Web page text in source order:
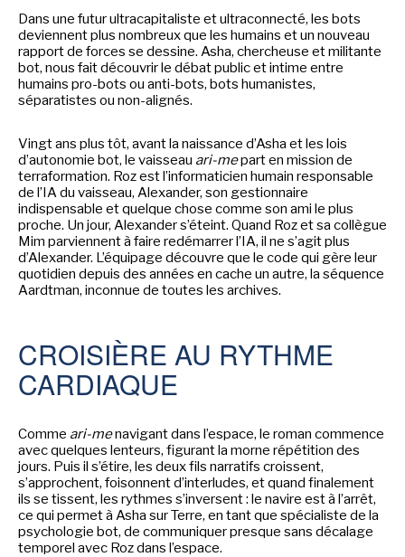
LIVRE FILM
SÉRIE TV
ÉVÉNEMENTS
CONVENTION
SPECTACLE
EMISSION
AUTEURS&ÉDITEURS
AUTEURS & ARTISTES
EDITEURS & COLLECTIONS
LES PARUTIONS/SORTIES
Dans une futur ultracapitaliste et ultraconnecté, les bots
deviennent plus nombreux que les humains et un nouveau
rapport de forces se dessine. Asha, chercheuse et militante
bot, nous fait découvrir le débat public et intime entre
humains pro-bots ou anti-bots, bots humanistes,
séparatistes ou non-alignés.
Vingt ans plus tôt, avant la naissance d’Asha et les lois
d’autonomie bot, le vaisseau ari-mepart en mission de
terraformation. Roz est l’informaticien humain responsable
de l’IA du vaisseau, Alexander, son gestionnaire
indispensable et quelque chose comme son ami le plus
proche. Un jour, Alexander s’éteint. Quand Roz et sa collègue
Mim parviennent à faire redémarrer l’IA, il ne s’agit plus
d’Alexander. L’équipage découvre que le code qui gère leur
quotidien depuis des années en cache un autre, la séquence
Aardtman, inconnue de toutes les archives.
CROISIÈRE AU RYTHME
CARDIAQUE
Comme ari-menavigant dans l’espace, le roman commence
avec quelques lenteurs, figurant la morne répétition des
jours. Puis il s’étire, les deux fils narratifs croissent,
s’approchent, foisonnent d’interludes, et quand finalement
ils se tissent, les rythmes s’inversent : le navire est à l’arrêt,
ce qui permet à Asha sur Terre, en tant que spécialiste de la
psychologie bot, de communiquer presque sans décalage
temporel avec Roz dans l’espace.